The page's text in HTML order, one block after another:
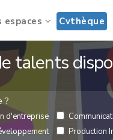
espaces Cvthèque
talents
?
d'entreprise
Production